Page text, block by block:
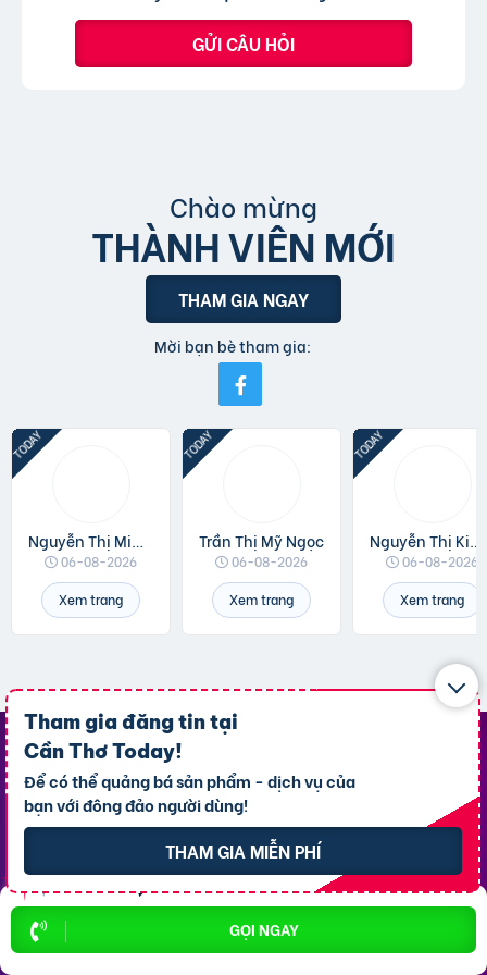
GỌI NGAY
Tham gia đăng tin tại
Cần Thơ Today!
Để có thể quảng bá sản phẩm - dịch vụ của
bạn với đông đảo người dùng!
THAM GIA MIỄN PHÍ
GỬI CÂU HỎI
Chào mừng
THÀNH VIÊN MỚI
THAM GIA NGAY
Mời bạn bè tham gia:
Nguyễn Thị Minh Hương
06-08-2026
Xem trang
Trần Thị Mỹ Ngọc
06-08-2026
Xem trang
Nguyễn Thị Kim Loan
06-08-2026
Xem trang
Top Khu Vực Nổi Bật
P. Ninh Kiều
P. An Bình
P. Tân An
X. Thới Lai
P. Cái Khế